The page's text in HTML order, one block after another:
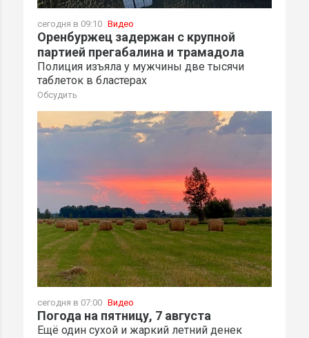
сегодня в 09:10 Видео
Оренбуржец задержан с крупной
партией прегабалина и трамадола
Полиция изъяла у мужчины две тысячи
таблеток в бластерах
Обсудить
сегодня в 07:00 Видео
Погода на пятницу, 7 августа
Ещё один сухой и жаркий летний денек